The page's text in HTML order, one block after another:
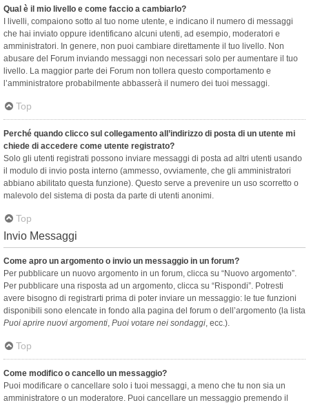
Qual è il mio livello e come faccio a cambiarlo?
I livelli, compaiono sotto al tuo nome utente, e indicano il numero di messaggi
che hai inviato oppure identificano alcuni utenti, ad esempio, moderatori e
amministratori. In genere, non puoi cambiare direttamente il tuo livello. Non
abusare del Forum inviando messaggi non necessari solo per aumentare il tuo
livello. La maggior parte dei Forum non tollera questo comportamento e
l’amministratore probabilmente abbasserà il numero dei tuoi messaggi.
Top
Perché quando clicco sul collegamento all’indirizzo di posta di un utente mi
chiede di accedere come utente registrato?
Solo gli utenti registrati possono inviare messaggi di posta ad altri utenti usando
il modulo di invio posta interno (ammesso, ovviamente, che gli amministratori
abbiano abilitato questa funzione). Questo serve a prevenire un uso scorretto o
malevolo del sistema di posta da parte di utenti anonimi.
Top
Invio Messaggi
Come apro un argomento o invio un messaggio in un forum?
Per pubblicare un nuovo argomento in un forum, clicca su “Nuovo argomento”.
Per pubblicare una risposta ad un argomento, clicca su “Rispondi”. Potresti
avere bisogno di registrarti prima di poter inviare un messaggio: le tue funzioni
disponibili sono elencate in fondo alla pagina del forum o dell’argomento (la lista
Puoi aprire nuovi argomenti, Puoi votare nei sondaggi, ecc.).
Top
Come modifico o cancello un messaggio?
Puoi modificare o cancellare solo i tuoi messaggi, a meno che tu non sia un
amministratore o un moderatore. Puoi cancellare un messaggio premendo il